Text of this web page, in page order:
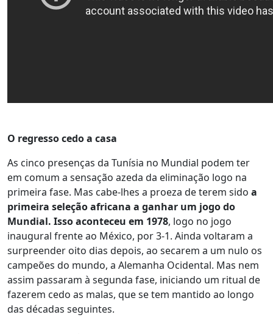
O regresso cedo a casa
As cinco presenças da Tunísia no Mundial podem ter
em comum a sensação azeda da eliminação logo na
primeira fase. Mas cabe-lhes a proeza de terem sido a
primeira seleção africana a ganhar um jogo do
Mundial. Isso aconteceu em 1978, logo no jogo
inaugural frente ao México, por 3-1. Ainda voltaram a
surpreender oito dias depois, ao secarem a um nulo os
campeões do mundo, a Alemanha Ocidental. Mas nem
assim passaram à segunda fase, iniciando um ritual de
fazerem cedo as malas, que se tem mantido ao longo
das décadas seguintes.